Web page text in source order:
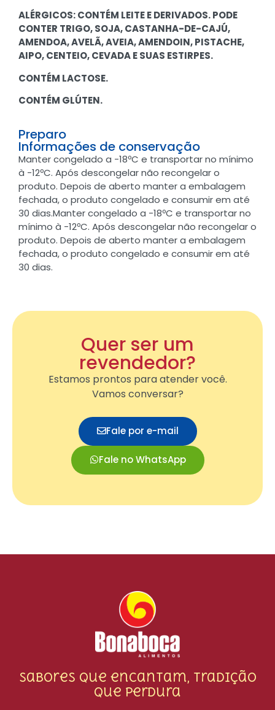
ALÉRGICOS: CONTÉM LEITE E DERIVADOS. PODE
CONTER TRIGO, SOJA, CASTANHA-DE-CAJÚ,
AMENDOA, AVELÃ, AVEIA, AMENDOIN, PISTACHE,
AIPO, CENTEIO, CEVADA E SUAS ESTIRPES.
CONTÉM LACTOSE.
CONTÉM GLÚTEN.
Preparo
Informações de conservação
Manter congelado a -18ºC e transportar no mínimo
à -12ºC. Após descongelar não recongelar o
produto. Depois de aberto manter a embalagem
fechada, o produto congelado e consumir em até
30 dias.Manter congelado a -18ºC e transportar no
mínimo à -12ºC. Após descongelar não recongelar o
produto. Depois de aberto manter a embalagem
fechada, o produto congelado e consumir em até
30 dias.
Quer ser um
revendedor?
Estamos prontos para atender você.
Vamos conversar?
Fale por e-mail
Fale no WhatsApp
Sabores que encantam, tradição
que perdura